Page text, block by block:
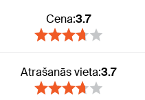
Cena:3.7
Atrašanās vieta:3.7